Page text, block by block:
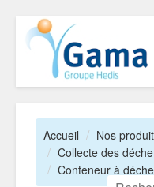
Accueil Nos
Collecte des
Conteneur à